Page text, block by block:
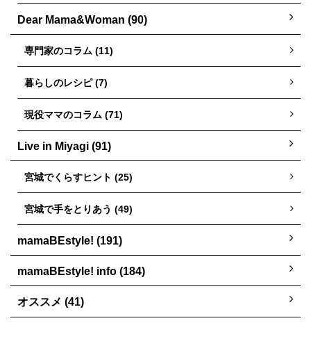
Dear Mama&Woman (90)
専門家のコラム (11)
暮らしのレシピ (7)
現役ママのコラム (71)
Live in Miyagi (91)
宮城でくらすヒント (25)
宮城で手をとりあう (49)
mamaBEstyle! (191)
mamaBEstyle! info (184)
オススメ (41)